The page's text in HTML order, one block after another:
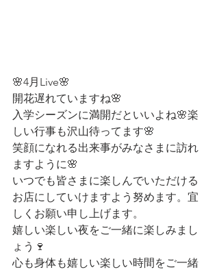
🌸4月Live🌸
開花遅れていますね🌸
入学シーズンに満開だといいよね🌸楽
しい行事も沢山待ってます🌸
笑顔になれる出来事がみなさまに訪れ
ますように🌸
いつでも皆さまに楽しんでいただける
お店にしていけますよう努めます。宜
しくお願い申し上げます。
嬉しい楽しい夜をご一緒に楽しみまし
ょう🍷
心も身体も嬉しい楽しい時間をご一緒